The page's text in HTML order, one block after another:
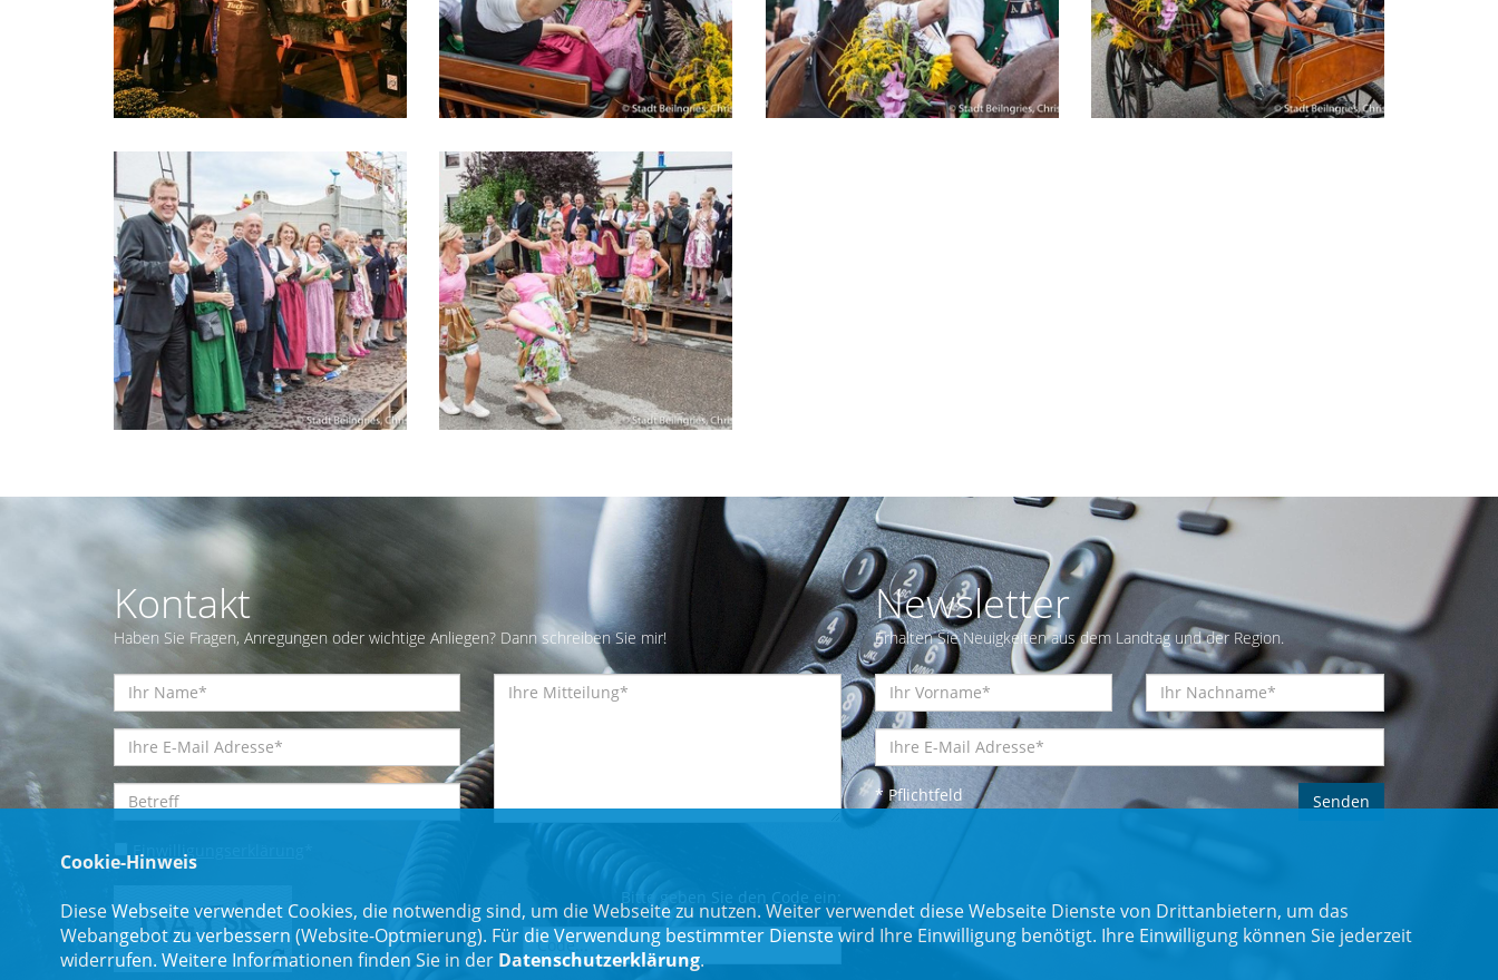
Kontakt
Haben Sie Fragen, Anregungen oder wichtige Anliegen? Dann schreiben Sie mir!
Einwilligungserklärung
Bitte geben Sie den Code ein:
Newsletter
Erhalten Sie Neuigkeiten aus dem Landtag und der Region.
* Pflichtfeld
Cookie-Hinweis
Diese Webseite verwendet Cookies, die notwendig sind, um die Webseite zu nutzen. Weiter verwendet diese Webseite Dienste von Drittanbietern, um das
Webangebot zu verbessern (Website-Optmierung). Für die Verwendung bestimmter Dienste wird Ihre Einwilligung benötigt. Ihre Einwilligung können Sie jederzeit
widerrufen. Weitere Informationen finden Sie in der Datenschutzerklärung.